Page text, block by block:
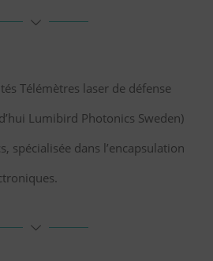
Télémètres laser de défense
Lumibird Photonics Sweden)
spécialisée dans l’encapsulation